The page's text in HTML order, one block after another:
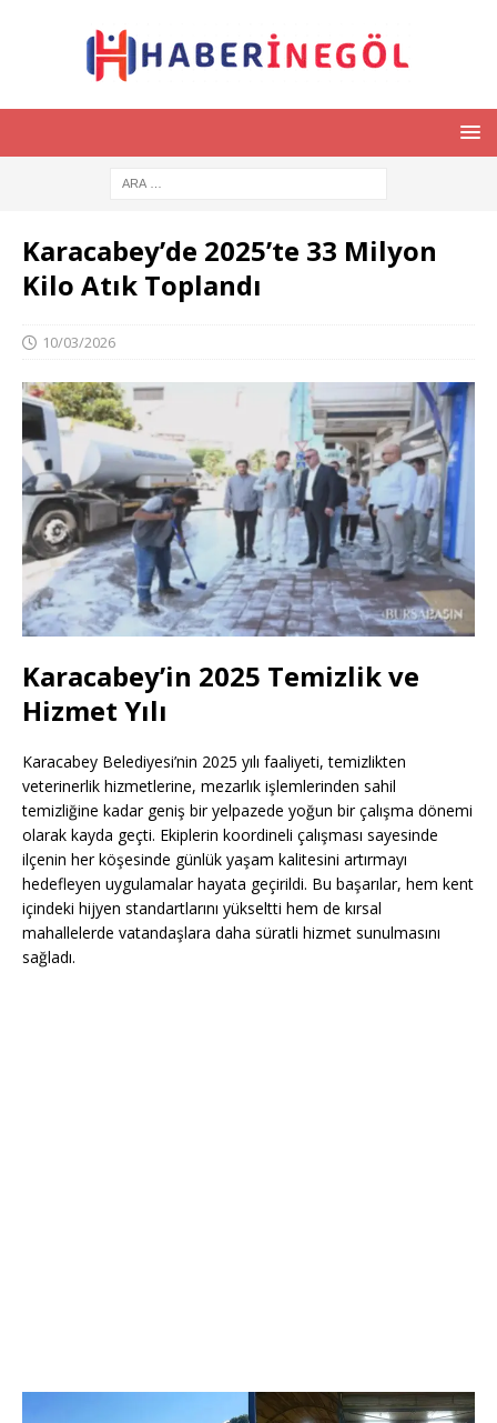
Karacabey’de 2025’te 33 Milyon
Kilo Atık Toplandı
10/03/2026
Karacabey’in 2025 Temizlik ve
Hizmet Yılı
Karacabey Belediyesi’nin 2025 yılı faaliyeti, temizlikten
veterinerlik hizmetlerine, mezarlık işlemlerinden sahil
temizliğine kadar geniş bir yelpazede yoğun bir çalışma dönemi
olarak kayda geçti. Ekiplerin koordineli çalışması sayesinde
ilçenin her köşesinde günlük yaşam kalitesini artırmayı
hedefleyen uygulamalar hayata geçirildi. Bu başarılar, hem kent
içindeki hijyen standartlarını yükseltti hem de kırsal
mahallelerde vatandaşlara daha süratli hizmet sunulmasını
sağladı.